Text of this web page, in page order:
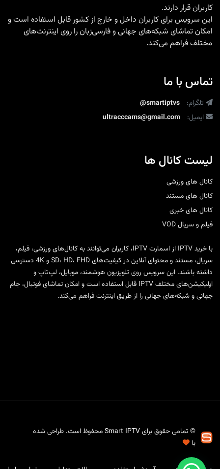
کاربران قرار دارند.
این سرویس برای کاربران داخل و خارج از کشور قابل استفاده است و
امکان تماشای شبکه‌های جهانی و فارسی‌زبان را روی اینترنت‌های
مختلف فراهم می‌کند.
تماس با ما
تلگرام:
@smartiptvs
ایمیل:
ultracccams@gmail.com
لیست کانال ها
کانال های ورزشی
کانال های مستند
کانال های خبری
فیلم و سریال VOD
با خرید IPTV ازاسمارت IPTV
، کاربران می‌توانند به کانال‌های ورزشی، فیلم،
سریال، مستند و محتوای آنلاین در کیفیت‌های SD، HD، FHD و 4K دسترسی
داشته باشند. این سرویس روی تلویزیون هوشمند، موبایل، لپ‌تاپ و
اپلیکیشن‌های مختلف IPTV قابل استفاده است و امکان تماشای فوتبال، جام
جهانی و شبکه‌های جهانی را از طریق اینترنت فراهم می‌کند.
© تمامی حقوق برایSmart IPTVمحفوظ است. طراحی شده
با